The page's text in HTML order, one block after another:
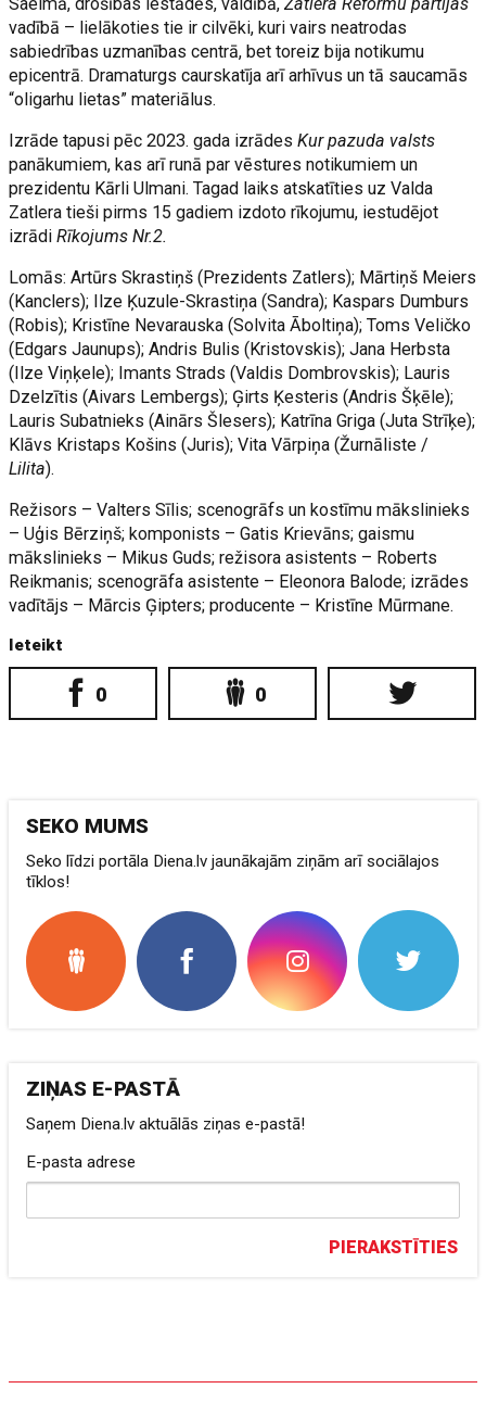
vadībā – lielākoties tie ir cilvēki, kuri vairs neatrodas
sabiedrības uzmanības centrā, bet toreiz bija notikumu
epicentrā. Dramaturgs caurskatīja arī arhīvus un tā saucamās
“oligarhu lietas” materiālus.
Izrāde tapusi pēc 2023. gada izrādesKur pazuda valsts
panākumiem, kas arī runā par vēstures notikumiem un
prezidentu Kārli Ulmani. Tagad laiks atskatīties uz Valda
Zatlera tieši pirms 15 gadiem izdoto rīkojumu, iestudējot
izrādiRīkojums Nr.2.
Lomās: Artūrs Skrastiņš (Prezidents Zatlers); Mārtiņš Meiers
(Kanclers); Ilze Ķuzule-Skrastiņa (Sandra); Kaspars Dumburs
(Robis); Kristīne Nevarauska (Solvita Āboltiņa); Toms Veličko
(Edgars Jaunups); Andris Bulis (Kristovskis); Jana Herbsta
(Ilze Viņķele); Imants Strads (Valdis Dombrovskis); Lauris
Dzelzītis (Aivars Lembergs); Ģirts Ķesteris (Andris Šķēle);
Lauris Subatnieks (Ainārs Šlesers); Katrīna Griga (Juta Strīķe);
Klāvs Kristaps Košins (Juris); Vita Vārpiņa (Žurnāliste /
Lilita).
Režisors – Valters Sīlis; scenogrāfs un kostīmu mākslinieks
– Uģis Bērziņš; komponists – Gatis Krievāns; gaismu
mākslinieks – Mikus Guds; režisora asistents – Roberts
Reikmanis; scenogrāfa asistente – Eleonora Balode; izrādes
vadītājs – Mārcis Ģipters; producente – Kristīne Mūrmane.
Ieteikt
0 0
SEKO MUMS
Seko līdzi portāla Diena.lv jaunākajām ziņām arī sociālajos
tīklos!
ZIŅAS E-PASTĀ
Saņem Diena.lv aktuālās ziņas e-pastā!
E-pasta adrese
PIERAKSTĪTIES